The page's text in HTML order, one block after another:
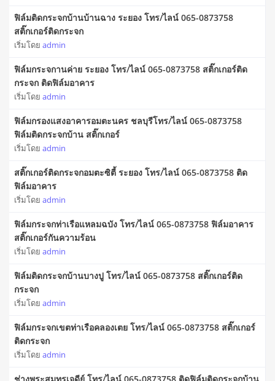
ฟิล์มติดกระจกบ้านบ้านฉาง ระยอง โทร/ไลน์ 065-0873758
สติ๊กเกอร์ติดกระจก
เริ่มโดย admin
ฟิล์มกระจกานค่าย ระยอง โทร/ไลน์ 065-0873758 สติ๊กเกอร์ติด
กระจก ติดฟิล์มอาคาร
เริ่มโดย admin
ฟิล์มกรองแสงอาคารอมตะนคร ชลบุรีโทร/ไลน์ 065-0873758
ฟิล์มติดกระจกบ้าน สติ๊กเกอร์
เริ่มโดย admin
สติ๊กเกอร์ติดกระจกอมตะซิตี้ ระยอง โทร/ไลน์ 065-0873758 ติด
ฟิล์มอาคาร
เริ่มโดย admin
ฟิล์มกระจกท่าเรือแหลมฉบัง โทร/ไลน์ 065-0873758 ฟิล์มอาคาร
สติ๊กเกอร์กันความร้อน
เริ่มโดย admin
ฟิล์มติดกระจกบ้านบางปู โทร/ไลน์ 065-0873758 สติ๊กเกอร์ติด
กระจก
เริ่มโดย admin
ฟิล์มกระจกเขตท่าเรือคลองเตย โทร/ไลน์ 065-0873758 สติ๊กเกอร์
ติดกระจก
เริ่มโดย admin